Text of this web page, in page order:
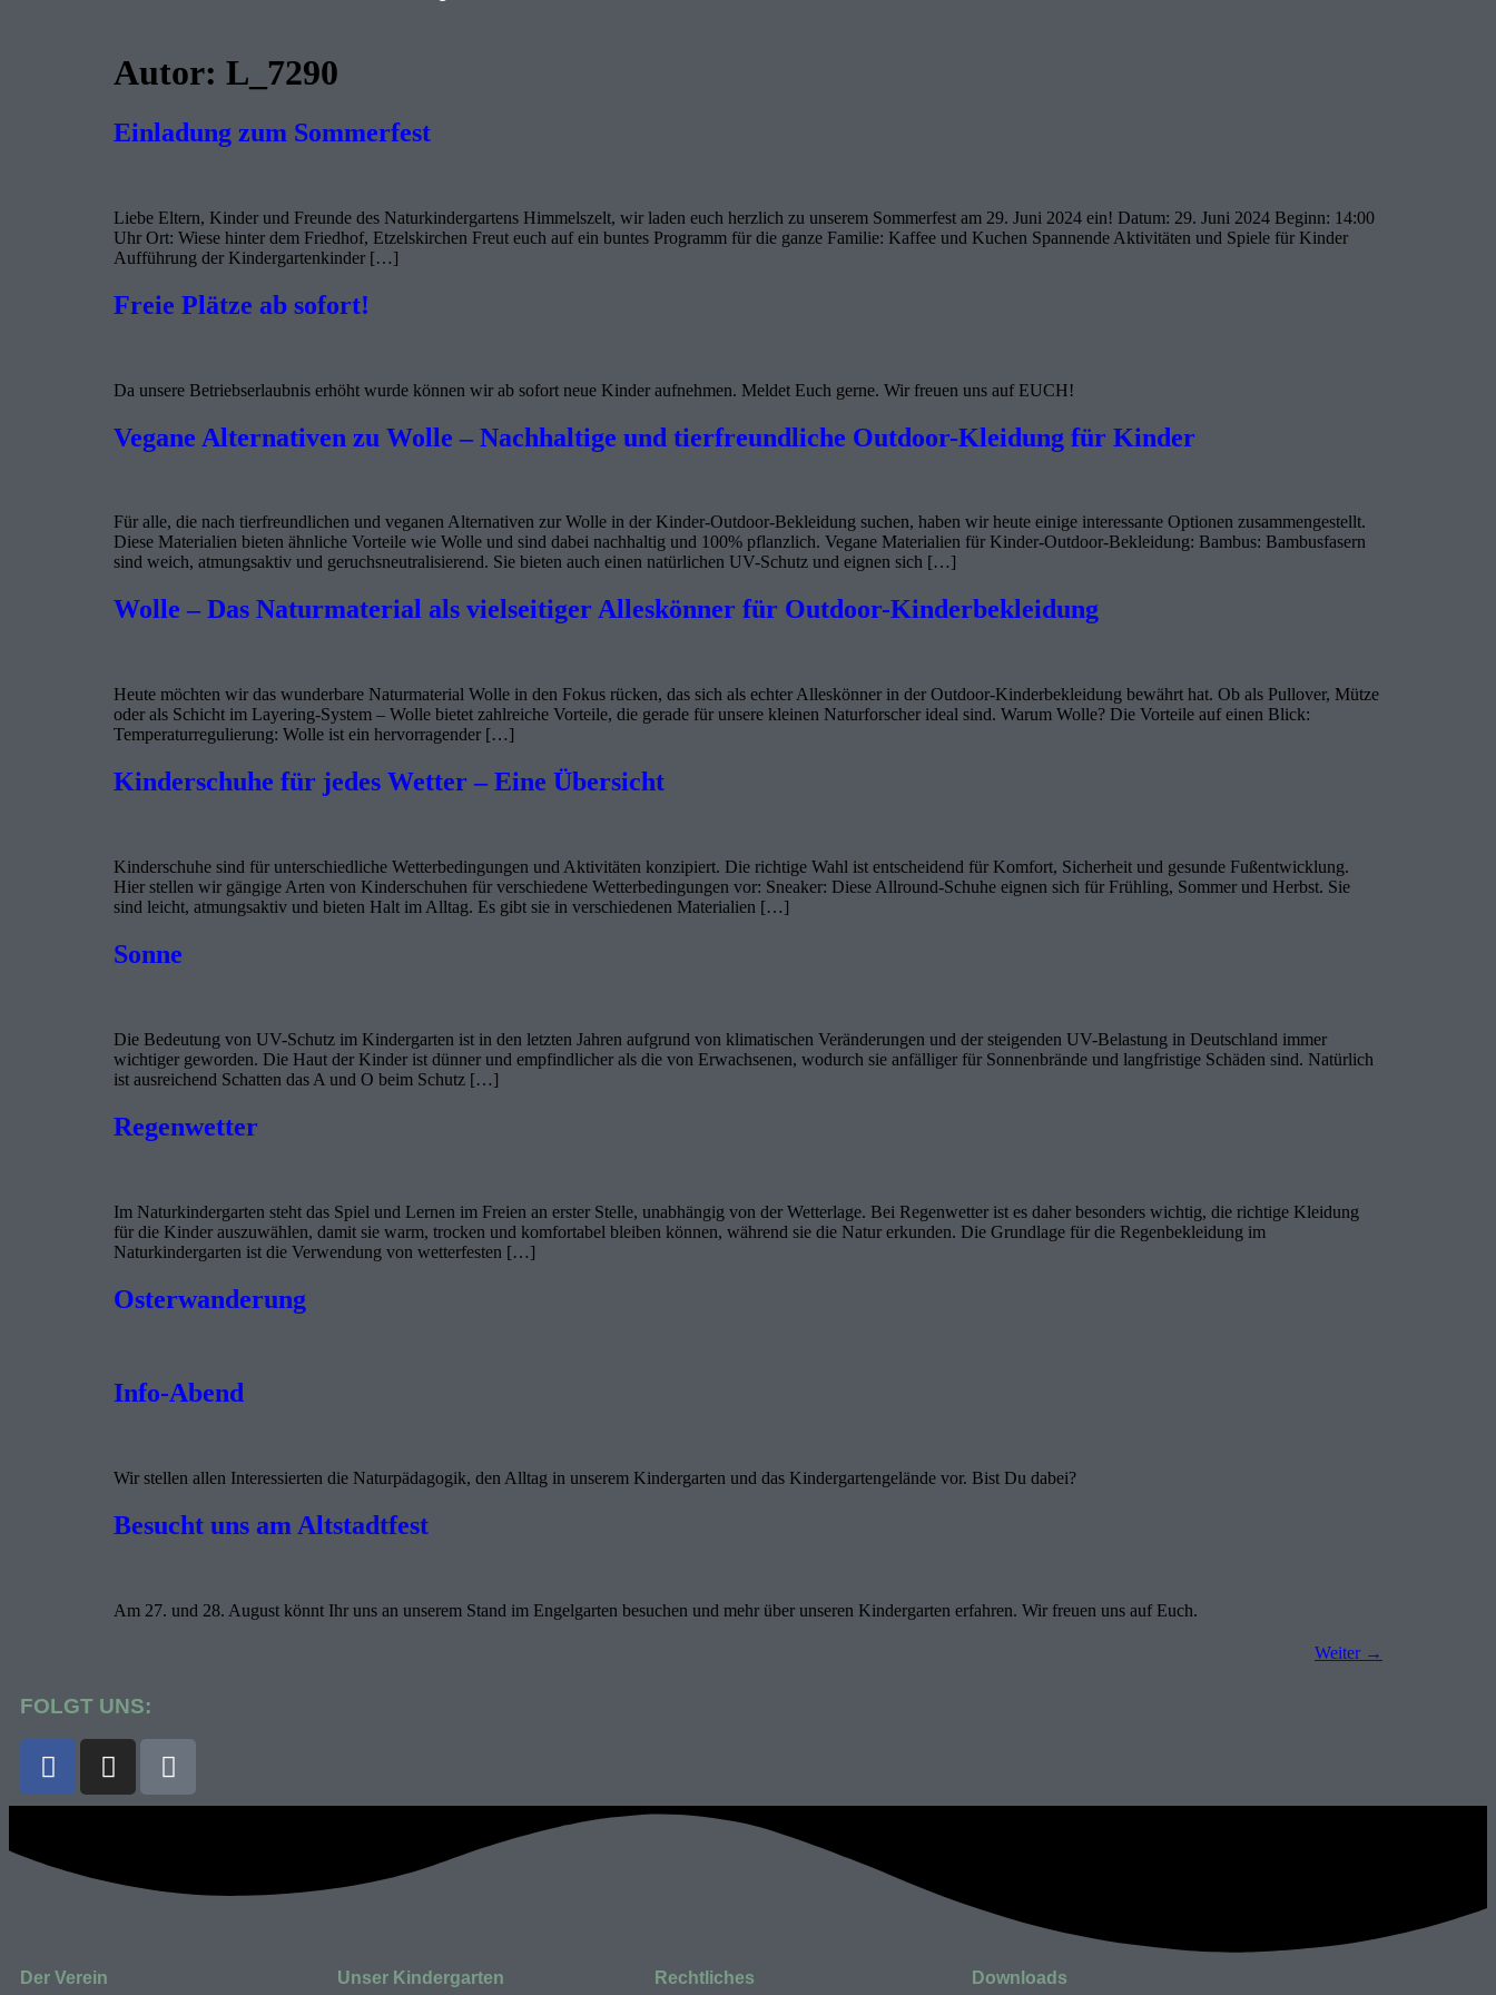
Autor: L_7290
Einladung zum Sommerfest
Liebe Eltern, Kinder und Freunde des Naturkindergartens Himmelszelt, wir laden euch herzlich zu unserem Sommerfest am 29. Juni 2024 ein! Datum: 29. Juni 2024 Beginn: 14:00
Uhr Ort: Wiese hinter dem Friedhof, Etzelskirchen Freut euch auf ein buntes Programm für die ganze Familie: Kaffee und Kuchen Spannende Aktivitäten und Spiele für Kinder
Aufführung der Kindergartenkinder […]
Freie Plätze ab sofort!
Da unsere Betriebserlaubnis erhöht wurde können wir ab sofort neue Kinder aufnehmen. Meldet Euch gerne. Wir freuen uns auf EUCH!
Vegane Alternativen zu Wolle – Nachhaltige und tierfreundliche Outdoor-Kleidung für Kinder
Für alle, die nach tierfreundlichen und veganen Alternativen zur Wolle in der Kinder-Outdoor-Bekleidung suchen, haben wir heute einige interessante Optionen zusammengestellt.
Diese Materialien bieten ähnliche Vorteile wie Wolle und sind dabei nachhaltig und 100% pflanzlich. Vegane Materialien für Kinder-Outdoor-Bekleidung: Bambus: Bambusfasern
sind weich, atmungsaktiv und geruchsneutralisierend. Sie bieten auch einen natürlichen UV-Schutz und eignen sich […]
Wolle – Das Naturmaterial als vielseitiger Alleskönner für Outdoor-Kinderbekleidung
Heute möchten wir das wunderbare Naturmaterial Wolle in den Fokus rücken, das sich als echter Alleskönner in der Outdoor-Kinderbekleidung bewährt hat. Ob als Pullover, Mütze
oder als Schicht im Layering-System – Wolle bietet zahlreiche Vorteile, die gerade für unsere kleinen Naturforscher ideal sind. Warum Wolle? Die Vorteile auf einen Blick:
Temperaturregulierung: Wolle ist ein hervorragender […]
Kinderschuhe für jedes Wetter – Eine Übersicht
Kinderschuhe sind für unterschiedliche Wetterbedingungen und Aktivitäten konzipiert. Die richtige Wahl ist entscheidend für Komfort, Sicherheit und gesunde Fußentwicklung.
Hier stellen wir gängige Arten von Kinderschuhen für verschiedene Wetterbedingungen vor: Sneaker: Diese Allround-Schuhe eignen sich für Frühling, Sommer und Herbst. Sie
sind leicht, atmungsaktiv und bieten Halt im Alltag. Es gibt sie in verschiedenen Materialien […]
Sonne
Die Bedeutung von UV-Schutz im Kindergarten ist in den letzten Jahren aufgrund von klimatischen Veränderungen und der steigenden UV-Belastung in Deutschland immer
wichtiger geworden. Die Haut der Kinder ist dünner und empfindlicher als die von Erwachsenen, wodurch sie anfälliger für Sonnenbrände und langfristige Schäden sind. Natürlich
ist ausreichend Schatten das A und O beim Schutz […]
Regenwetter
Im Naturkindergarten steht das Spiel und Lernen im Freien an erster Stelle, unabhängig von der Wetterlage. Bei Regenwetter ist es daher besonders wichtig, die richtige Kleidung
für die Kinder auszuwählen, damit sie warm, trocken und komfortabel bleiben können, während sie die Natur erkunden. Die Grundlage für die Regenbekleidung im
Naturkindergarten ist die Verwendung von wetterfesten […]
Osterwanderung
Info-Abend
Wir stellen allen Interessierten die Naturpädagogik, den Alltag in unserem Kindergarten und das Kindergartengelände vor. Bist Du dabei?
Besucht uns am Altstadtfest
Am 27. und 28. August könnt Ihr uns an unserem Stand im Engelgarten besuchen und mehr über unseren Kindergarten erfahren. Wir freuen uns auf Euch.
Weiter →
FOLGT UNS:
Der Verein Unser Kindergarten Rechtliches Downloads